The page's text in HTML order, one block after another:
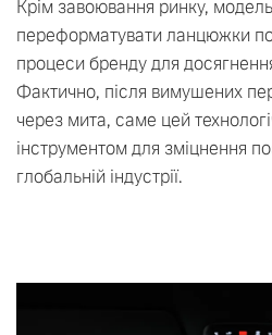
Крім завоювання ринку,
переформатувати ланцюжки
процеси бренду для
Фактично, після вимушених
через мита, саме цей
інструментом для зміцнення
глобальній індустрії.